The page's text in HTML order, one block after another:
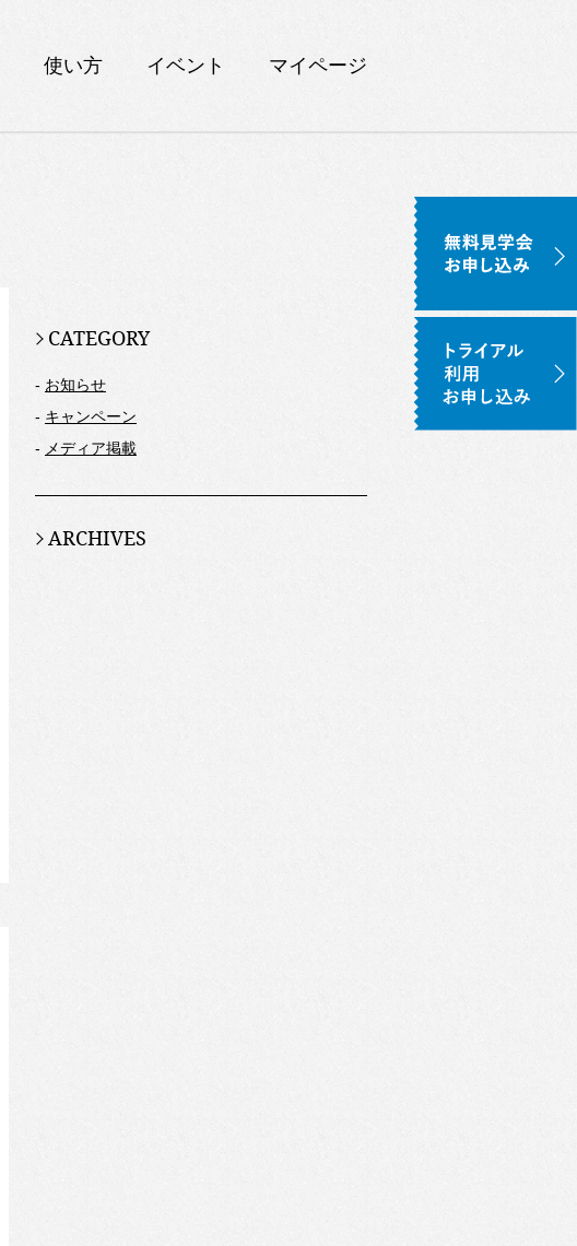
使い方 イベント マイページ
CATEGORY
- お知らせ
- キャンペーン
- メディア掲載
ARCHIVES